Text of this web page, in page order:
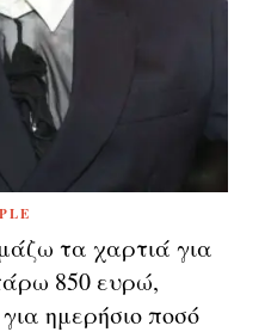
τα χαρτιά για
850 ευρώ,
ημερήσιο ποσό